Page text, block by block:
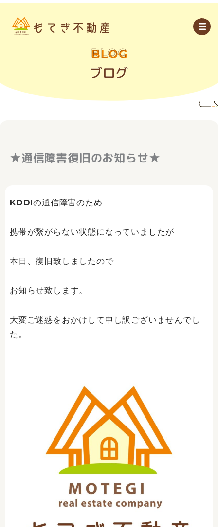
内
BLOG
ブログ
★通信障害復旧のお知らせ★
KDDIの通信障害のため
携帯が繋がらない状態になっていましたが
本日、復旧致しましたので
お知らせ致します。
大変ご迷惑をおかけして申し訳ございませんでし
た。